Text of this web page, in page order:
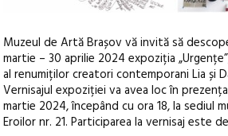
Muzeul de Artă Brașov vă invită să
martie – 30 aprilie 2024 expoziția
al renumiților creatori contemporani Lia și
Vernisajul expoziției va avea loc în
martie 2024, începând cu ora 18, la sediul
Eroilor nr. 21. Participarea la vernisaj este